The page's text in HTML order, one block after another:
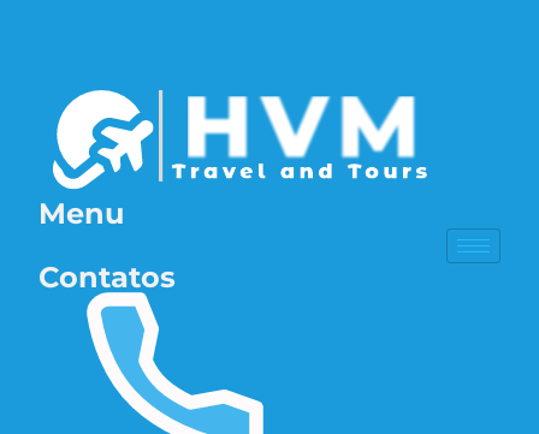
Menu
Contatos